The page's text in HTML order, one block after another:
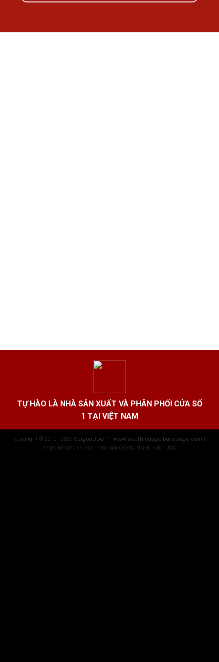
TỰ HÀO LÀ NHÀ SẢN XUẤT VÀ PHÂN PHỐI CỬA SỐ
1 TẠI VIỆT NAM
Copyright © 2010 - 2026 SaigonDoor™ - www.sieuthicuago.bancuago.com |
Thiết kế Web và Vận hành bởi CONG NGHE VIET JSC